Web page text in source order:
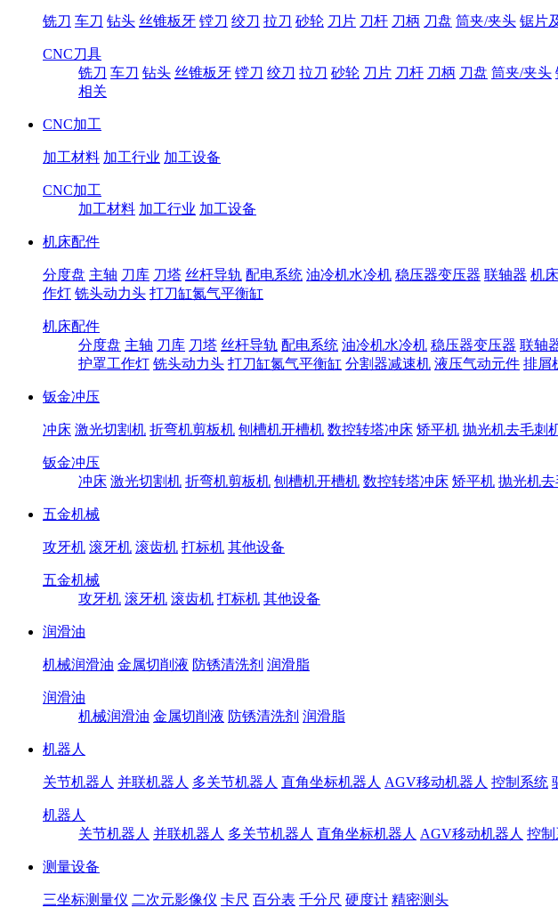
铣刀 车刀 钻头 丝锥板牙 镗刀 绞刀 拉刀 砂轮 刀片 刀杆 刀柄 刀盘 筒夹/夹头 锯片
CNC刀具
铣刀 车刀 钻头 丝锥板牙 镗刀 绞刀 拉刀 砂轮 刀片 刀杆 刀柄 刀盘 筒夹/夹头
相关
CNC加工
加工材料 加工行业 加工设备
CNC加工
加工材料 加工行业 加工设备
机床配件
分度盘 主轴 刀库 刀塔 丝杆导轨 配电系统 油冷机水冷机 稳压器变压器 联轴器 机
作灯 铣头动力头 打刀缸氮气平衡缸
机床配件
分度盘 主轴 刀库 刀塔 丝杆导轨 配电系统 油冷机水冷机 稳压器变压器 联轴
护罩工作灯 铣头动力头 打刀缸氮气平衡缸 分割器减速机 液压气动元件 排屑
钣金冲压
冲床 激光切割机 折弯机剪板机 刨槽机开槽机 数控转塔冲床 矫平机 抛光机去毛刺
钣金冲压
冲床 激光切割机 折弯机剪板机 刨槽机开槽机 数控转塔冲床 矫平机 抛光机
五金机械
攻牙机 滚牙机 滚齿机 打标机 其他设备
五金机械
攻牙机 滚牙机 滚齿机 打标机 其他设备
润滑油
机械润滑油 金属切削液 防锈清洗剂 润滑脂
润滑油
机械润滑油 金属切削液 防锈清洗剂 润滑脂
机器人
关节机器人 并联机器人 多关节机器人 直角坐标机器人 AGV移动机器人 控制系统
机器人
关节机器人 并联机器人 多关节机器人 直角坐标机器人 AGV移动机器人 控
测量设备
三坐标测量仪 二次元影像仪 卡尺 百分表 千分尺 硬度计 精密测头